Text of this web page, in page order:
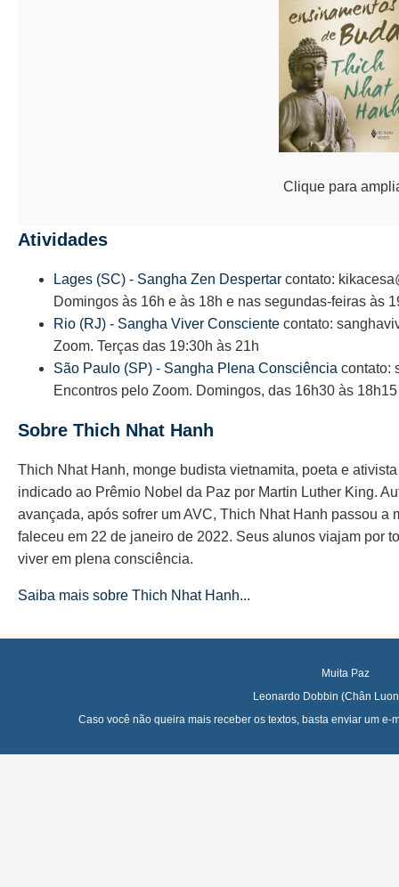
Clique para
Atividades
Lages (SC) - Sangha Zen Despertar contato:
Domingos às 16h e às 18h e nas segundas-feiras às
Rio (RJ) - Sangha Viver Consciente contato:
Zoom. Terças das 19:30h às 21h
São Paulo (SP) - Sangha Plena Consciência contato:
Encontros pelo Zoom. Domingos, das 16h30 às 18h15
Sobre Thich Nhat Hanh
Thich Nhat Hanh, monge budista vietnamita, poeta e
indicado ao Prêmio Nobel da Paz por Martin Luther King.
avançada, após sofrer um AVC, Thich Nhat Hanh passou a
faleceu em 22 de janeiro de 2022. Seus alunos viajam por
viver em plena consciência.
Saiba mais sobre Thich Nhat Hanh...
Muita Paz
Leonardo Dobbin (Chân
Caso você não queira mais receber os textos, basta enviar um